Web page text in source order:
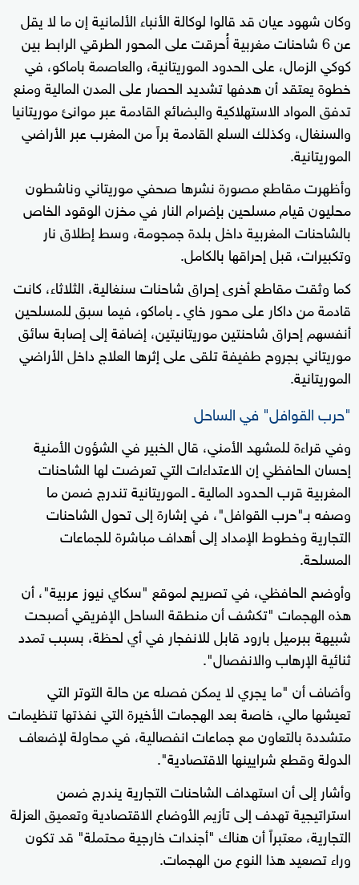
وكان شهود عيان قد قالوا لوكالة الأنباء الألمانية إن ما لا يقل
عن 6 شاحنات مغربية أُحرقت على المحور الطرقي الرابط بين
كوكي الزمال، على الحدود الموريتانية، والعاصمة باماكو، في
خطوة يعتقد أن هدفها تشديد الحصار على المدن المالية ومنع
تدفق المواد الاستهلاكية والبضائع القادمة عبر موانئ موريتانيا
والسنغال، وكذلك السلع القادمة براً من المغرب عبر الأراضي
الموريتانية.
وأظهرت مقاطع مصورة نشرها صحفي موريتاني وناشطون
محليون قيام مسلحين بإضرام النار في مخزن الوقود الخاص
بالشاحنات المغربية داخل بلدة جمجومة، وسط إطلاق نار
وتكبيرات، قبل إحراقها بالكامل.
كما وثقت مقاطع أخرى إحراق شاحنات سنغالية، الثلاثاء، كانت
قادمة من داكار على محور خاي ـ باماكو، فيما سبق للمسلحين
أنفسهم إحراق شاحنتين موريتانيتين، إضافة إلى إصابة سائق
موريتاني بجروح طفيفة تلقى على إثرها العلاج داخل الأراضي
الموريتانية.
"حرب القوافل" في الساحل
وفي قراءة للمشهد الأمني، قال الخبير في الشؤون الأمنية
إحسان الحافظي إن الاعتداءات التي تعرضت لها الشاحنات
المغربية قرب الحدود المالية ـ الموريتانية تندرج ضمن ما
وصفه بـ"حرب القوافل"، في إشارة إلى تحول الشاحنات
التجارية وخطوط الإمداد إلى أهداف مباشرة للجماعات
المسلحة.
وأوضح الحافظي، في تصريح لموقع "سكاي نيوز عربية"، أن
هذه الهجمات "تكشف أن منطقة الساحل الإفريقي أصبحت
شبيهة ببرميل بارود قابل للانفجار في أي لحظة، بسبب تمدد
ثنائية الإرهاب والانفصال".
وأضاف أن "ما يجري لا يمكن فصله عن حالة التوتر التي
تعيشها مالي، خاصة بعد الهجمات الأخيرة التي نفذتها تنظيمات
متشددة بالتعاون مع جماعات انفصالية، في محاولة لإضعاف
الدولة وقطع شرايينها الاقتصادية".
وأشار إلى أن استهداف الشاحنات التجارية يندرج ضمن
استراتيجية تهدف إلى تأزيم الأوضاع الاقتصادية وتعميق العزلة
التجارية، معتبراً أن هناك "أجندات خارجية محتملة" قد تكون
وراء تصعيد هذا النوع من الهجمات.